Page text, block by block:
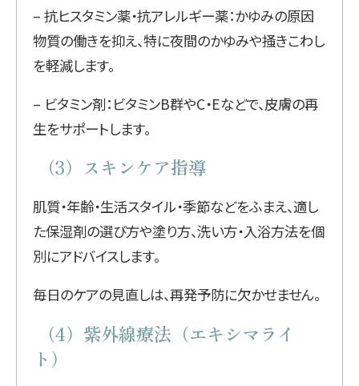
– 抗ヒスタミン薬・抗アレルギー薬：かゆみの原因
物質の働きを抑え、特に夜間のかゆみや掻きこわし
を軽減します。
– ビタミン剤：ビタミンB群やC・Eなどで、皮膚の再
生をサポートします。
（3）スキンケア指導
肌質・年齢・生活スタイル・季節などをふまえ、適し
た保湿剤の選び方や塗り方、洗い方・入浴方法を個
別にアドバイスします。
毎日のケアの見直しは、再発予防に欠かせません。
（4）紫外線療法（エキシマライ
ト）